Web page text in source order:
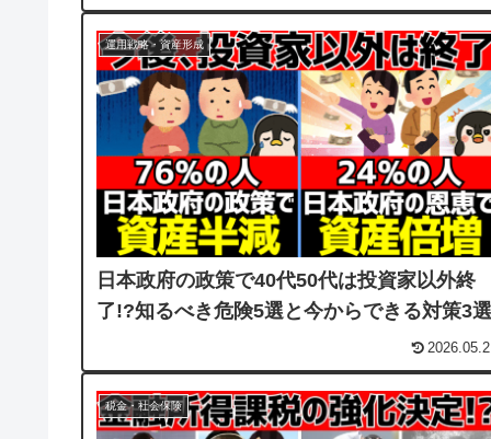
運用戦略・資産形成
日本政府の政策で40代50代は投資家以外終
了!?知るべき危険5選と今からできる対策3選
税金・社会保険